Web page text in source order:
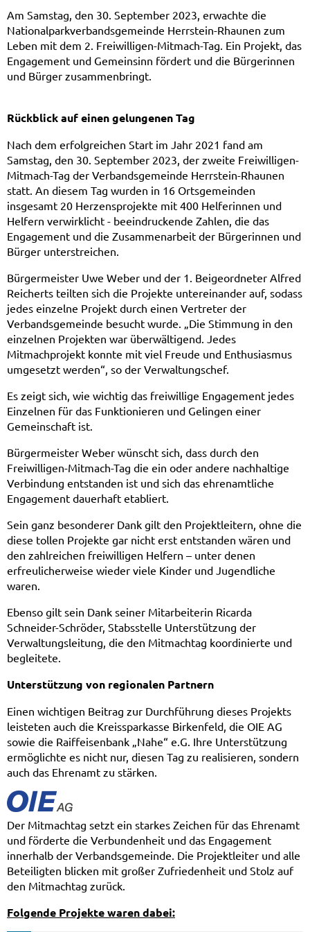
Freiwilligen-
Mitmachtag
2023
Am Samstag, den 30. September 2023, erwachte die
Nationalparkverbandsgemeinde Herrstein-Rhaunen zum
Leben mit dem 2. Freiwilligen-Mitmach-Tag. Ein Projekt, das
Engagement und Gemeinsinn fördert und die Bürgerinnen
und Bürger zusammenbringt.
Rückblick auf einen gelungenen Tag
Nach dem erfolgreichen Start im Jahr 2021 fand am
Samstag, den 30. September 2023, der zweite Freiwilligen-
Mitmach-Tag der Verbandsgemeinde Herrstein-Rhaunen
statt. An diesem Tag wurden in 16 Ortsgemeinden
insgesamt 20 Herzensprojekte mit 400 Helferinnen und
Helfern verwirklicht - beeindruckende Zahlen, die das
Engagement und die Zusammenarbeit der Bürgerinnen und
Bürger unterstreichen.
Bürgermeister Uwe Weber und der 1. Beigeordneter Alfred
Reicherts teilten sich die Projekte untereinander auf, sodass
jedes einzelne Projekt durch einen Vertreter der
Verbandsgemeinde besucht wurde. „Die Stimmung in den
einzelnen Projekten war überwältigend. Jedes
Mitmachprojekt konnte mit viel Freude und Enthusiasmus
umgesetzt werden“, so der Verwaltungschef.
Es zeigt sich, wie wichtig das freiwillige Engagement jedes
Einzelnen für das Funktionieren und Gelingen einer
Gemeinschaft ist.
Bürgermeister Weber wünscht sich, dass durch den
Freiwilligen-Mitmach-Tag die ein oder andere nachhaltige
Verbindung entstanden ist und sich das ehrenamtliche
Engagement dauerhaft etabliert.
Sein ganz besonderer Dank gilt den Projektleitern, ohne die
diese tollen Projekte gar nicht erst entstanden wären und
den zahlreichen freiwilligen Helfern – unter denen
erfreulicherweise wieder viele Kinder und Jugendliche
waren.
Ebenso gilt sein Dank seiner Mitarbeiterin Ricarda
Schneider-Schröder, Stabsstelle Unterstützung der
Verwaltungsleitung, die den Mitmachtag koordinierte und
begleitete.
Unterstützung von regionalen Partnern
Einen wichtigen Beitrag zur Durchführung dieses Projekts
leisteten auch die Kreissparkasse Birkenfeld, die OIE AG
sowie die Raiffeisenbank „Nahe“ e.G. Ihre Unterstützung
ermöglichte es nicht nur, diesen Tag zu realisieren, sondern
auch das Ehrenamt zu stärken.
Der Mitmachtag setzt ein starkes Zeichen für das Ehrenamt
und förderte die Verbundenheit und das Engagement
innerhalb der Verbandsgemeinde. Die Projektleiter und alle
Beteiligten blicken mit großer Zufriedenheit und Stolz auf
den Mitmachtag zurück.
Folgende Projekte waren dabei: